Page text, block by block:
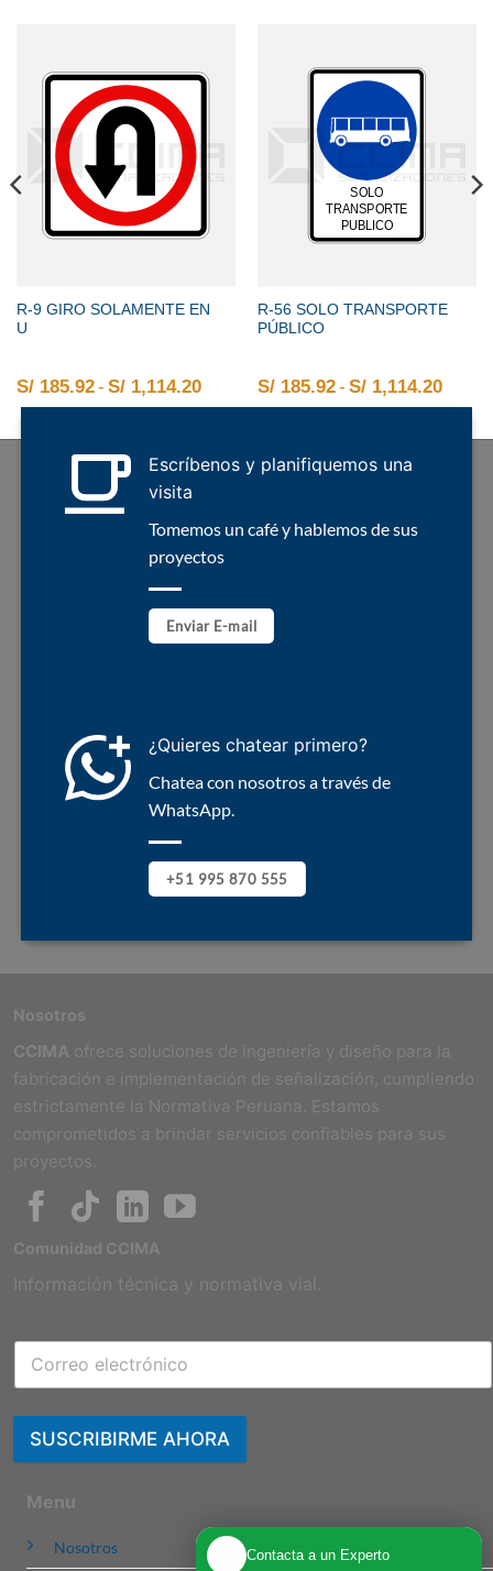
R-9 GIRO SOLAMENTE EN
U
S/185.92- S/1,114.20Rango de precios: desde S/
R-56 SOLO TRANSPORTE
PÚBLICO
S/185.92- S/1,114.20
hasta S/ 1,114.20
de precios: desde S/ 185.92 hasta S/ 1,114.20
Escríbenos y planifiquemos una
visita
Tomemos un café y hablemos de sus
proyectos
Enviar E-mail
¿Quieres chatear primero?
Chatea con nosotros a través de
WhatsApp.
+51 995 870 555
Nosotros
CCIMA ofrece soluciones de ingeniería y diseño para la
fabricación e implementación de señalización, cumpliendo
estrictamente la Normativa Peruana. Estamos
comprometidos a brindar servicios confiables para sus
proyectos.
Menu
Nosotros
Comunidad CCIMA
Información técnica y normativa vial.
SUSCRIBIRME AHORA
Contacta a un Experto